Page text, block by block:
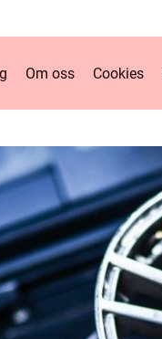
Om oss Cookies